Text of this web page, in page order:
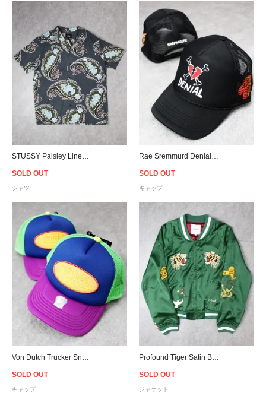
SOLD OUT
シャツ
SOLD OUT
キャップ
SOLD OUT
キャップ
SOLD OUT
ジャケット